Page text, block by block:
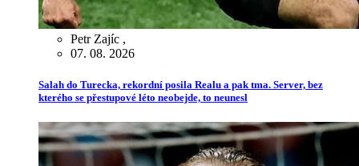
Petr Zajíc ,
07. 08. 2026
Salah do Turecka, rekordní posila Realu a pak tma. Server, bez
kterého se přestupové léto neobejde, to neunesl